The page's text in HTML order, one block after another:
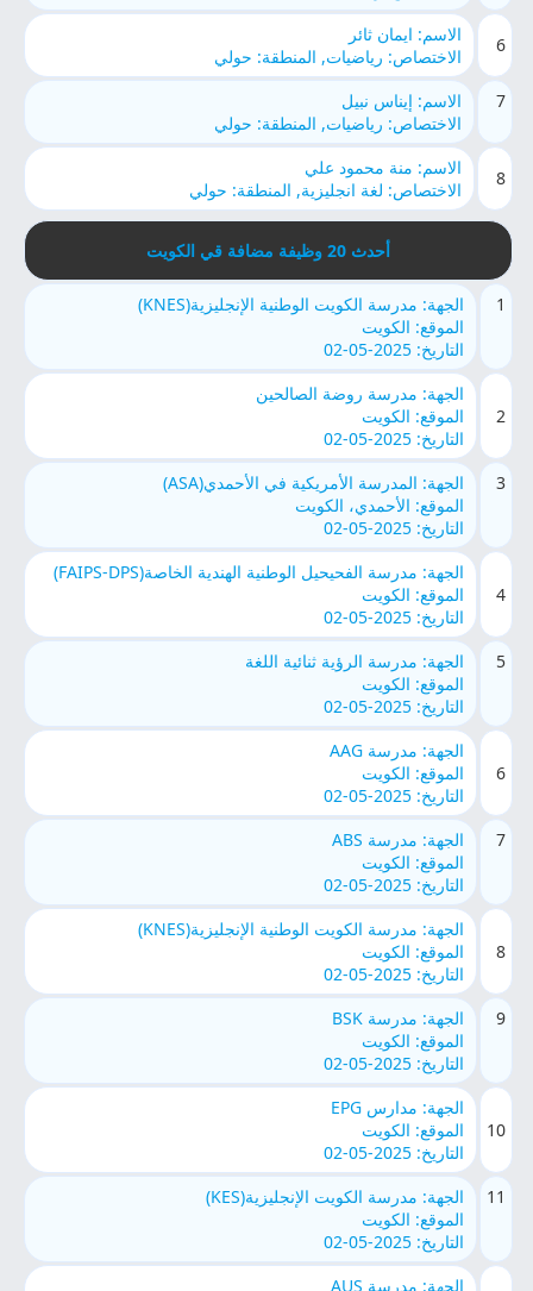
6
الاسم: ايمان ثائر
الاختصاص: رياضيات, المنطقة: حولي
7
الاسم: إيناس نبيل
الاختصاص: رياضيات, المنطقة: حولي
8
الاسم: منة محمود علي
الاختصاص: لغة انجليزية, المنطقة: حولي
أحدث 20 وظيفة مضافة قي الكويت
1
الجهة: مدرسة الكويت الوطنية الإنجليزية(KNES)
الموقع: الكويت
التاريخ: 2025-05-02
2
الجهة: مدرسة روضة الصالحين
الموقع: الكويت
التاريخ: 2025-05-02
3
الجهة: المدرسة الأمريكية في الأحمدي(ASA)
الموقع: الأحمدي، الكويت
التاريخ: 2025-05-02
4
الجهة: مدرسة الفحيحيل الوطنية الهندية الخاصة(FAIPS-DPS)
الموقع: الكويت
التاريخ: 2025-05-02
5
الجهة: مدرسة الرؤية ثنائية اللغة
الموقع: الكويت
التاريخ: 2025-05-02
6
الجهة: مدرسة AAG
الموقع: الكويت
التاريخ: 2025-05-02
7
الجهة: مدرسة ABS
الموقع: الكويت
التاريخ: 2025-05-02
8
الجهة: مدرسة الكويت الوطنية الإنجليزية(KNES)
الموقع: الكويت
التاريخ: 2025-05-02
9
الجهة: مدرسة BSK
الموقع: الكويت
التاريخ: 2025-05-02
10
الجهة: مدارس EPG
الموقع: الكويت
التاريخ: 2025-05-02
11
الجهة: مدرسة الكويت الإنجليزية(KES)
الموقع: الكويت
التاريخ: 2025-05-02
الجهة: مدرسة AUS